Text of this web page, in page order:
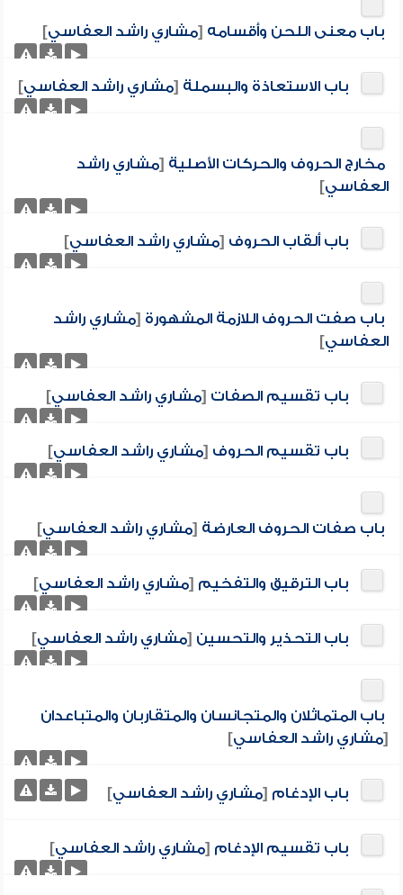
باب معنى اللحن وأقسامه [مشاري راشد العفاسي]
باب الاستعاذة والبسملة [مشاري راشد العفاسي]
مخارج الحروف والحركات الأصلية [مشاري راشد
العفاسي]
باب ألقاب الحروف [مشاري راشد العفاسي]
باب صفت الحروف اللازمة المشهورة [مشاري راشد
العفاسي]
باب تقسيم الصفات [مشاري راشد العفاسي]
باب تقسيم الحروف [مشاري راشد العفاسي]
باب صفات الحروف العارضة [مشاري راشد العفاسي]
باب الترقيق والتفخيم [مشاري راشد العفاسي]
باب التحذير والتحسين [مشاري راشد العفاسي]
باب المتماثلان والمتجانسان والمتقاربان والمتباعدان
[مشاري راشد العفاسي]
باب الإدغام [مشاري راشد العفاسي]
باب تقسيم الإدغام [مشاري راشد العفاسي]